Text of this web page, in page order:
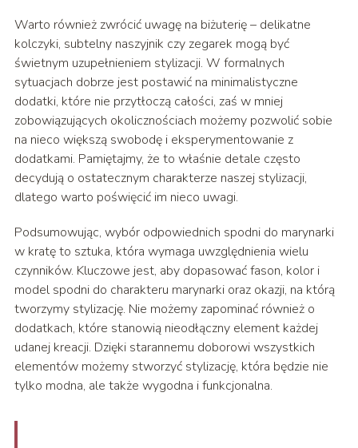
Warto również zwrócić uwagę na biżuterię – delikatne
kolczyki, subtelny naszyjnik czy zegarek mogą być
świetnym uzupełnieniem stylizacji. W formalnych
sytuacjach dobrze jest postawić na minimalistyczne
dodatki, które nie przytłoczą całości, zaś w mniej
zobowiązujących okolicznościach możemy pozwolić sobie
na nieco większą swobodę i eksperymentowanie z
dodatkami. Pamiętajmy, że to właśnie detale często
decydują o ostatecznym charakterze naszej stylizacji,
dlatego warto poświęcić im nieco uwagi.
Podsumowując, wybór odpowiednich spodni do marynarki
w kratę to sztuka, która wymaga uwzględnienia wielu
czynników. Kluczowe jest, aby dopasować fason, kolor i
model spodni do charakteru marynarki oraz okazji, na którą
tworzymy stylizację. Nie możemy zapominać również o
dodatkach, które stanowią nieodłączny element każdej
udanej kreacji. Dzięki starannemu doborowi wszystkich
elementów możemy stworzyć stylizację, która będzie nie
tylko modna, ale także wygodna i funkcjonalna.